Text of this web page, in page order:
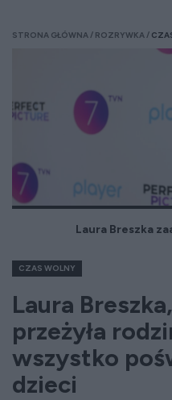
STRONA GŁÓWNA ROZRYWKA
Laura Breszka
CZAS WOLNY
Laura
przeżyła
wszystko
dzieci